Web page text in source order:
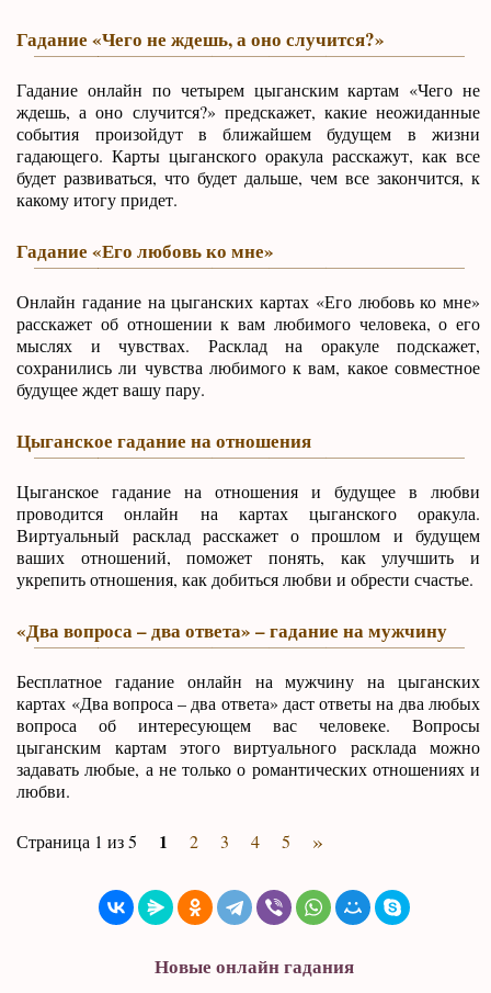
Гадание «Чего не ждешь, а оно случится?»
Гадание онлайн по четырем цыганским картам «Чего не
ждешь, а оно случится?» предскажет, какие неожиданные
события произойдут в ближайшем будущем в жизни
гадающего. Карты цыганского оракула расскажут, как все
будет развиваться, что будет дальше, чем все закончится, к
какому итогу придет.
Гадание «Его любовь ко мне»
Онлайн гадание на цыганских картах «Его любовь ко мне»
расскажет об отношении к вам любимого человека, о его
мыслях и чувствах. Расклад на оракуле подскажет,
сохранились ли чувства любимого к вам, какое совместное
будущее ждет вашу пару.
Цыганское гадание на отношения
Цыганское гадание на отношения и будущее в любви
проводится онлайн на картах цыганского оракула.
Виртуальный расклад расскажет о прошлом и будущем
ваших отношений, поможет понять, как улучшить и
укрепить отношения, как добиться любви и обрести счастье.
«Два вопроса – два ответа» – гадание на мужчину
Бесплатное гадание онлайн на мужчину на цыганских
картах «Два вопроса – два ответа» даст ответы на два любых
вопроса об интересующем вас человеке. Вопросы
цыганским картам этого виртуального расклада можно
задавать любые, а не только о романтических отношениях и
любви.
Страница 1 из 5 1 2 3 4 5 »
Новые онлайн гадания